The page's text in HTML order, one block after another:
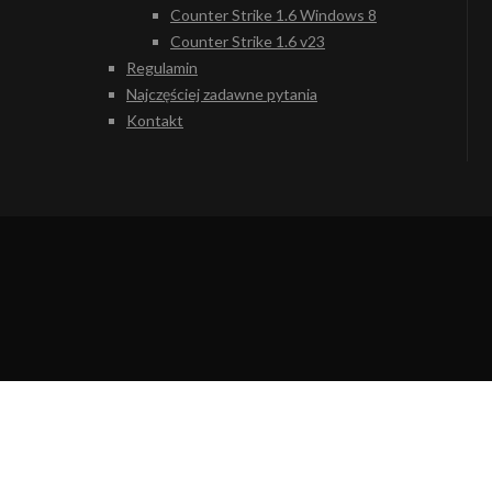
Counter Strike 1.6 Windows 8
Counter Strike 1.6 v23
Regulamin
Najczęściej zadawne pytania
Kontakt